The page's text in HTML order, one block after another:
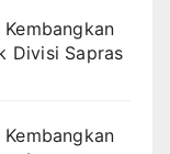
Divisi Sapras